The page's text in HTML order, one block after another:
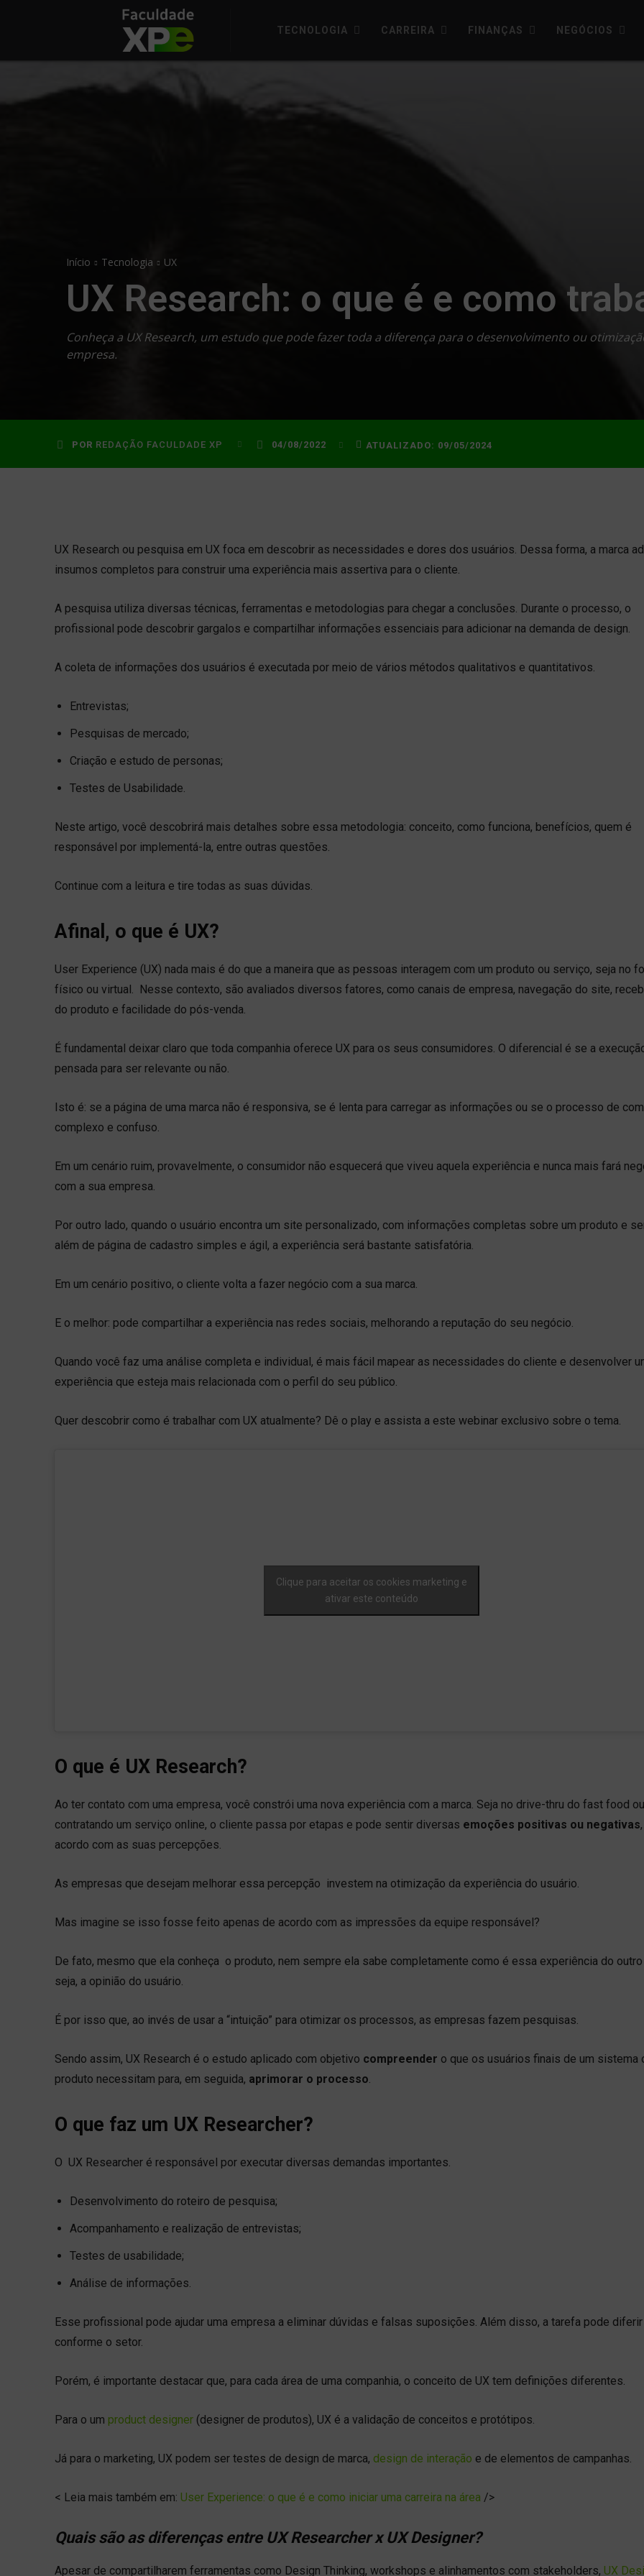
TECNOLOGIA CARREIRA FINANÇAS NEGÓCIOS
Início Tecnologia UX
UX Research: o que é e como
Conheça a UX Research, um estudo que pode fazer toda a diferença para o desenvolvimento ou
empresa.
POR REDAÇÃO FACULDADE XP 04/08/2022 ATUALIZADO: 09/05/2024
UX Research ou pesquisa em UX foca em descobrir as necessidades e dores dos usuários. Dessa forma, a marca
insumos completos para construir uma experiência mais assertiva para o cliente.
A pesquisa utiliza diversas técnicas, ferramentas e metodologias para chegar a conclusões. Durante o processo, o
profissional pode descobrir gargalos e compartilhar informações essenciais para adicionar na demanda de design.
A coleta de informações dos usuários é executada por meio de vários métodos qualitativos e quantitativos.
Entrevistas;
Pesquisas de mercado;
Criação e estudo de personas;
Testes de Usabilidade.
Neste artigo, você descobrirá mais detalhes sobre essa metodologia: conceito, como funciona, benefícios, quem é
responsável por implementá-la, entre outras questões.
Continue com a leitura e tire todas as suas dúvidas.
Afinal, o que é UX?
User Experience (UX) nada mais é do que a maneira que as pessoas interagem com um produto ou serviço, seja no
físico ou virtual. Nesse contexto, são avaliados diversos fatores, como canais de empresa, navegação do site,
do produto e facilidade do pós-venda.
É fundamental deixar claro que toda companhia oferece UX para os seus consumidores. O diferencial é se a
pensada para ser relevante ou não.
Isto é: se a página de uma marca não é responsiva, se é lenta para carregar as informações ou se o processo de
complexo e confuso.
Em um cenário ruim, provavelmente, o consumidor não esquecerá que viveu aquela experiência e nunca mais fará
com a sua empresa.
Por outro lado, quando o usuário encontra um site personalizado, com informações completas sobre um produto e
além de página de cadastro simples e ágil, a experiência será bastante satisfatória.
Em um cenário positivo, o cliente volta a fazer negócio com a sua marca.
E o melhor: pode compartilhar a experiência nas redes sociais, melhorando a reputação do seu negócio.
Quando você faz uma análise completa e individual, é mais fácil mapear as necessidades do cliente e desenvolver
experiência que esteja mais relacionada com o perfil do seu público.
Quer descobrir como é trabalhar com UX atualmente? Dê o play e assista a este webinar exclusivo sobre o tema.
Clique para aceitar os cookies marketing e
ativar este conteúdo
O que é UX Research?
Ao ter contato com uma empresa, você constrói uma nova experiência com a marca. Seja no drive-thru do fast food ou
contratando um serviço online, o cliente passa por etapas e pode sentir diversas emoções positivas ou negativas
acordo com as suas percepções.
As empresas que desejam melhorar essa percepção investem na otimização da experiência do usuário.
Mas imagine se isso fosse feito apenas de acordo com as impressões da equipe responsável?
De fato, mesmo que ela conheça o produto, nem sempre ela sabe completamente como é essa experiência do outro
seja, a opinião do usuário.
É por isso que, ao invés de usar a “intuição” para otimizar os processos, as empresas fazem pesquisas.
Sendo assim, UX Research é o estudo aplicado com objetivo compreender o que os usuários finais de um sistema
produto necessitam para, em seguida, aprimorar o processo
O que faz um UX Researcher?
O UX Researcher é responsável por executar diversas demandas importantes.
Desenvolvimento do roteiro de pesquisa;
Acompanhamento e realização de entrevistas;
Testes de usabilidade;
Análise de informações.
Esse profissional pode ajudar uma empresa a eliminar dúvidas e falsas suposições. Além disso, a tarefa pode diferir
conforme o setor.
Porém, é importante destacar que, para cada área de uma companhia, o conceito de UX tem definições diferentes.
Para o um product designer (designer de produtos), UX é a validação de conceitos e protótipos.
Já para o marketing, UX podem ser testes de design de marca, design de interação e de elementos de campanhas.
< Leia mais também em: User Experience: o que é e como iniciar uma carreira na área />
Quais são as diferenças entre UX Researcher x UX Designer?
Apesar de compartilharem ferramentas como Design Thinking, workshops e alinhamentos com stakeholders, UX